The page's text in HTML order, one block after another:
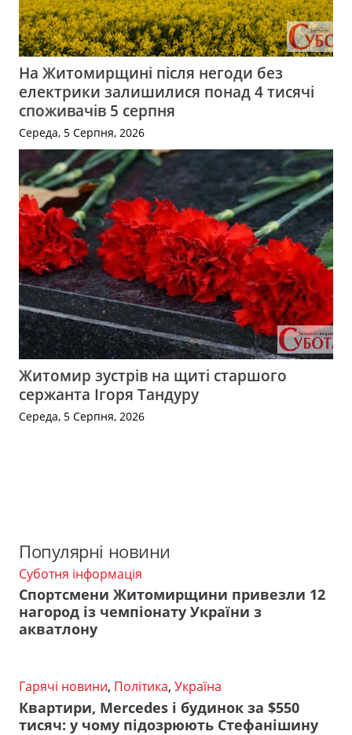
На Житомирщині після негоди без
електрики залишилися понад 4 тисячі
споживачів 5 серпня
Середа, 5 Серпня, 2026
Житомир зустрів на щиті старшого
сержанта Ігоря Тандуру
Середа, 5 Серпня, 2026
Популярні новини
Суботня інформація
Спортсмени Житомирщини привезли 12
нагород із чемпіонату України з
акватлону
Гарячі новини, Політика, Україна
Квартири, Mercedes і будинок за $550
тисяч: у чому підозрюють Стефанішину